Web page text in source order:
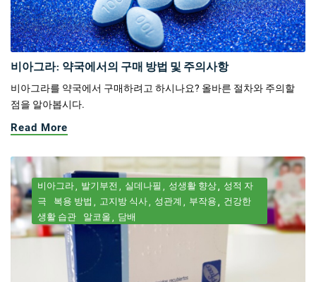
비아그라: 약국에서의 구매 방법 및 주의사항
비아그라를 약국에서 구매하려고 하시나요? 올바른 절차와 주의할
점을 알아봅시다.
Read More
비아그라 발기부전 실데나필 성생활 향상
성적 자
극
복용 방법 고지방 식사 성관계 부작용
건강한
생활 습관
알코올 담배